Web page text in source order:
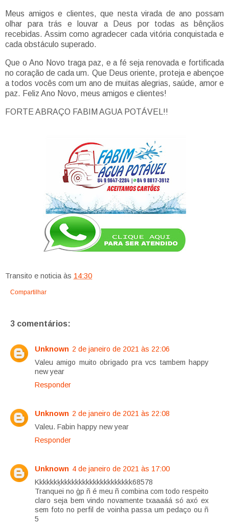
Meus amigos e clientes, que nesta virada de ano possam
olhar para trás e louvar a Deus por todas as bênçãos
recebidas. Assim como agradecer cada vitória conquistada e
cada obstáculo superado.
Que o Ano Novo traga paz, e a fé seja renovada e fortificada
no coração de cada um. Que Deus oriente, proteja e abençoe
a todos vocês com um ano de muitas alegrias, saúde, amor e
paz. Feliz Ano Novo, meus amigos e clientes!
FORTE ABRAÇO FABIM AGUA POTÁVEL!!
Transito e noticia às 14:30
Compartilhar
3 comentários:
Unknown 2 de janeiro de 2021 às 22:06
Valeu amigo muito obrigado pra vcs tambem happy
new year
Responder
Unknown 2 de janeiro de 2021 às 22:08
Valeu. Fabin happy new year
Responder
Unknown 4 de janeiro de 2021 às 17:00
Kkkkkkķkkkkkkkkkkkkkkkkkkkk68578
Tranquei no ģp ñ é meu ñ combina com todo respeito
claro seja bem vindo novamente txaaaáá só axó ex
sem foto no perfil de voinha passa um pedaço ou ñ
5